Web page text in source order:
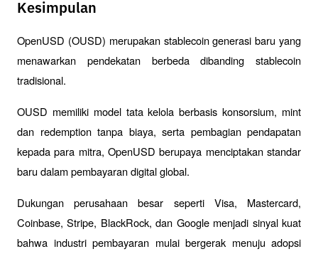
Kesimpulan
OpenUSD (OUSD) merupakan stablecoin generasi baru yang
menawarkan pendekatan berbeda dibanding stablecoin
tradisional.
OUSD memiliki model tata kelola berbasis konsorsium, mint
dan redemption tanpa biaya, serta pembagian pendapatan
kepada para mitra, OpenUSD berupaya menciptakan standar
baru dalam pembayaran digital global.
Dukungan perusahaan besar seperti Visa, Mastercard,
Coinbase, Stripe, BlackRock, dan Google menjadi sinyal kuat
bahwa industri pembayaran mulai bergerak menuju adopsi